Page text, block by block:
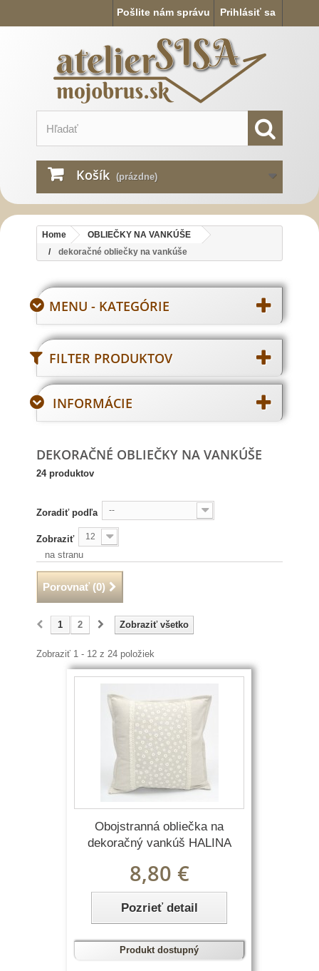
Prihlásiť sa
Pošlite nám správu
Košík (prázdne)
Home
OBLIEČKY NA VANKÚŠE
dekoračné obliečky na vankúše
MENU - KATEGÓRIE
FILTER PRODUKTOV
INFORMÁCIE
DEKORAČNÉ OBLIEČKY NA VANKÚŠE
24 produktov
Zoradiť podľa --
Zobraziť 12
na stranu
Porovnať (0)
Zobraziť všetko
1 2
Zobraziť 1 - 12 z 24 položiek
Obojstranná obliečka na
dekoračný vankúš HALINA
8,80 €
Pozrieť detail
Produkt dostupný